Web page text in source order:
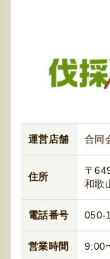
運営店舗 合同
住所
〒
和歌
電話番号 050-
営業時間 9:00